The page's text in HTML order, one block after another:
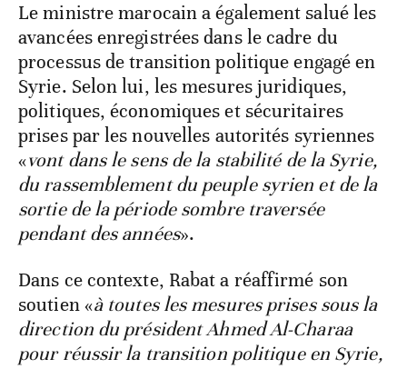
Le ministre marocain a également salué les
avancées enregistrées dans le cadre du
processus de transition politique engagé en
Syrie. Selon lui, les mesures juridiques,
politiques, économiques et sécuritaires
prises par les nouvelles autorités syriennes
«vont dans le sens de la stabilité de la Syrie,
du rassemblement du peuple syrien et de la
sortie de la période sombre traversée
pendant des années».
Dans ce contexte, Rabat a réaffirmé son
soutien «à toutes les mesures prises sous la
direction du président Ahmed Al-Charaa
pour réussir la transition politique en Syrie,